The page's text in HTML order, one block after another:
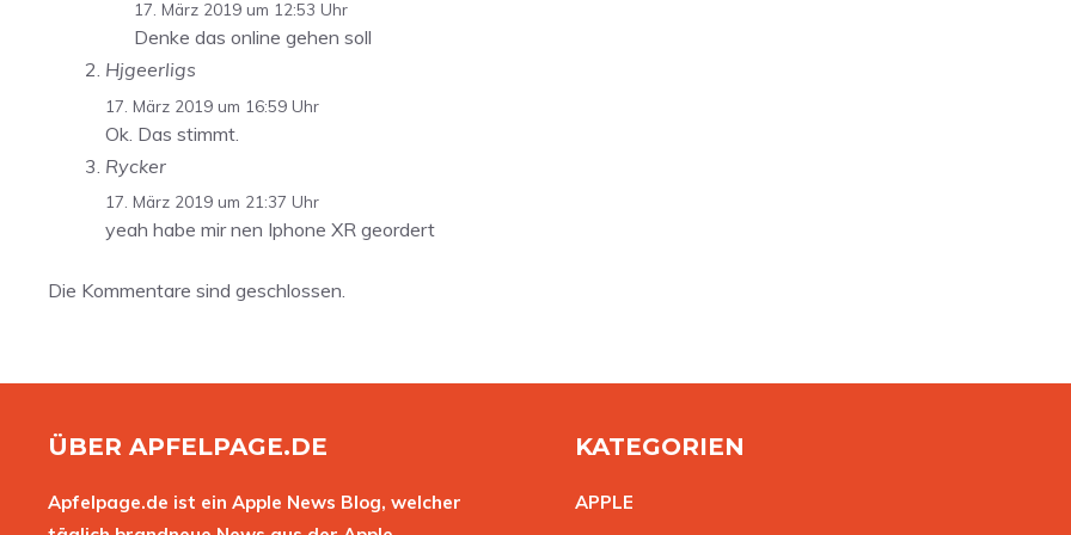
17. März 2019 um 12:53 Uhr
Denke das online gehen soll
Hjgeerligs
17. März 2019 um 16:59 Uhr
Ok. Das stimmt.
Rycker
17. März 2019 um 21:37 Uhr
yeah habe mir nen Iphone XR geordert
Die Kommentare sind geschlossen.
ÜBER APFELPAGE.DE
Apfelpage.de ist ein Apple News Blog, welcher
KATEGORIEN
APPLE